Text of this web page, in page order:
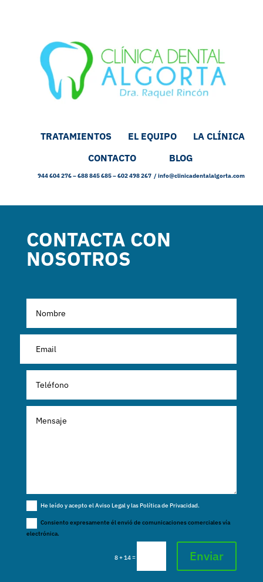
TRATAMIENTOS EL EQUIPO LA CLÍNICA
CONTACTO
BLOG
944 604 276 – 688 845 685 – 602 498 267 /info@clinicadentalalgorta.com
CONTACTA CON
NOSOTROS
He leído y acepto el Aviso Legal y las Política de Privacidad.
Consiento expresamente él envió de comunicaciones comerciales vía
electrónica.
8 + 14= Enviar